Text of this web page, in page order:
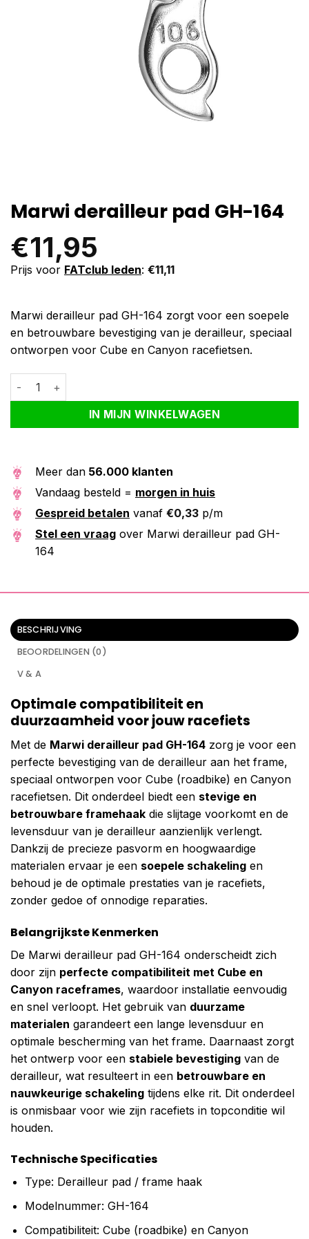
Marwi derailleur pad GH-164
€11,95
Prijs voor FATclub leden: €11,11
Marwi derailleur pad GH-164 zorgt voor een soepele
en betrouwbare bevestiging van je derailleur, speciaal
ontworpen voor Cube en Canyon racefietsen.
Marwi derailleur pad GH-164 aantal
IN MIJN WINKELWAGEN
Alternative:
Meer dan 56.000 klanten
Vandaag besteld = morgen in huis
Gespreid betalen vanaf €0,33 p/m
Stel een vraag over Marwi derailleur pad GH-
164
BESCHRIJVING
BEOORDELINGEN (0)
V & A
Optimale compatibiliteit en
duurzaamheid voor jouw racefiets
Met de Marwi derailleur pad GH-164 zorg je voor een
perfecte bevestiging van de derailleur aan het frame,
speciaal ontworpen voor Cube (roadbike) en Canyon
racefietsen. Dit onderdeel biedt een stevige en
betrouwbare framehaak die slijtage voorkomt en de
levensduur van je derailleur aanzienlijk verlengt.
Dankzij de precieze pasvorm en hoogwaardige
materialen ervaar je een soepele schakeling en
behoud je de optimale prestaties van je racefiets,
zonder gedoe of onnodige reparaties.
Belangrijkste Kenmerken
De Marwi derailleur pad GH-164 onderscheidt zich
door zijn perfecte compatibiliteit met Cube en
Canyon raceframes, waardoor installatie eenvoudig
en snel verloopt. Het gebruik van duurzame
materialen garandeert een lange levensduur en
optimale bescherming van het frame. Daarnaast zorgt
het ontwerp voor een stabiele bevestiging van de
derailleur, wat resulteert in een betrouwbare en
nauwkeurige schakeling tijdens elke rit. Dit onderdeel
is onmisbaar voor wie zijn racefiets in topconditie wil
houden.
Technische Specificaties
Type: Derailleur pad / frame haak
Modelnummer: GH-164
Compatibiliteit: Cube (roadbike) en Canyon